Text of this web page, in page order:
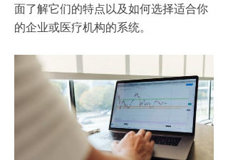
面了解它们的特点以及如何选择适合你
的企业或医疗机构的系统。